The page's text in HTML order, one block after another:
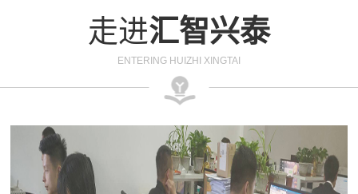
方式，单位提交的...
权可以在下次认定时重复使用；II类知识产权仅
限使用一次。其中...
走进汇智兴泰
ENTERING HUIZHI XINGTAI